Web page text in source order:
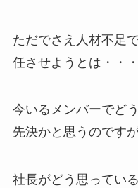
ただでさえ人材不足
任させようとは・・・
今いるメンバーでど
先決かと思うのです
社長がどう思ってい